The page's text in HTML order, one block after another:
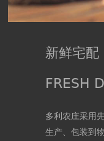
新鲜宅配
FRESH
多利农庄采用
生产、包装到